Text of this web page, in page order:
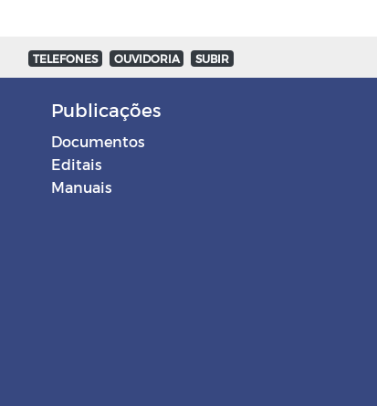
TELEFONES OUVIDORIA SUBIR
Publicações
Documentos
Editais
Manuais